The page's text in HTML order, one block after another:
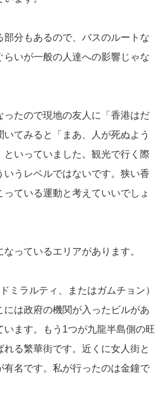
分もあるので、バスのルートな
らいが一般の人達への影響じゃな
ったので現地の友人に「香港はだ
てみると「まあ、人が死ぬよう
といっていました。観光で行く際
いうレベルではないです。狭い香
ている運動と考えていいでしょ
っているエリアがあります。
ミラルティ、またはガムチョン）
には政府の機関が入ったビルがあ
います。もう1つが九龍半島側の旺
る繁華街です。近くに女人街と
有名です。私が行ったのは金鐘で